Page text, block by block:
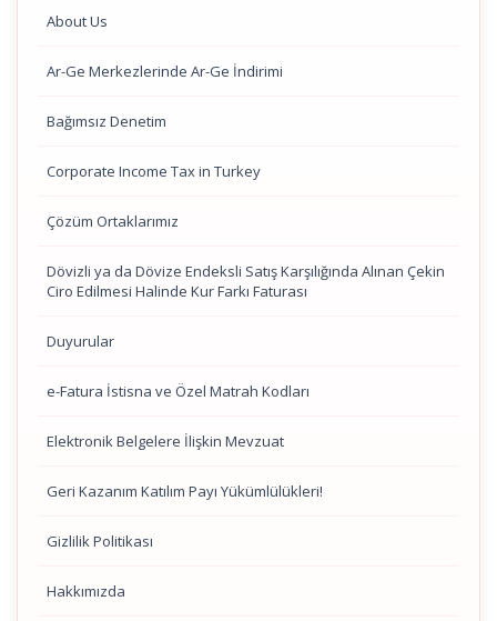
About Us
Ar-Ge Merkezlerinde Ar-Ge İndirimi
Bağımsız Denetim
Corporate Income Tax in Turkey
Çözüm Ortaklarımız
Dövizli ya da Dövize Endeksli Satış Karşılığında Alınan Çekin
Ciro Edilmesi Halinde Kur Farkı Faturası
Duyurular
e-Fatura İstisna ve Özel Matrah Kodları
Elektronik Belgelere İlişkin Mevzuat
Geri Kazanım Katılım Payı Yükümlülükleri!
Gizlilik Politikası
Hakkımızda